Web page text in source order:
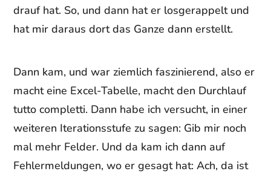
drauf hat. So, und dann hat er losgerappelt und
hat mir daraus dort das Ganze dann erstellt.
Dann kam, und war ziemlich faszinierend, also er
macht eine Excel-Tabelle, macht den Durchlauf
tutto completti. Dann habe ich versucht, in einer
weiteren Iterationsstufe zu sagen: Gib mir noch
mal mehr Felder. Und da kam ich dann auf
Fehlermeldungen, wo er gesagt hat: Ach, da ist